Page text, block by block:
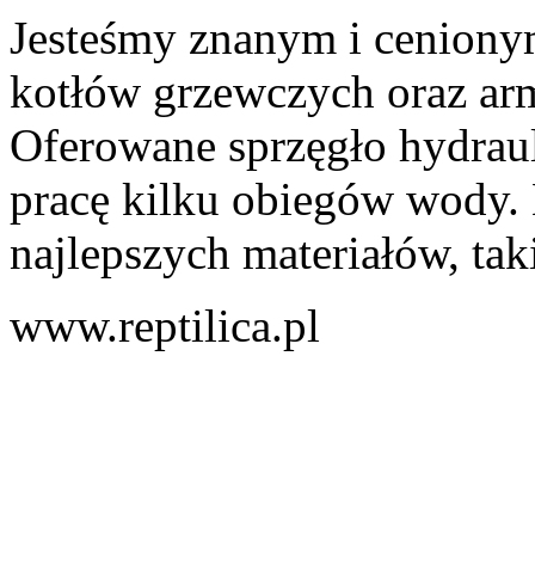
Jesteśmy znanym i
kotłów grzewczych oraz
Oferowane sprzęgło
pracę kilku obiegów wody.
najlepszych materiałów,
www.reptilica.pl